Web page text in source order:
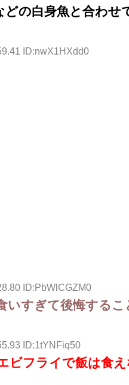
の白身魚と合わせ
ID:nwX1HXdd0
ID:PbWlCGZM0
いすぎて後悔するこ
ID:1tYNFiq50
ビフライで飯は食